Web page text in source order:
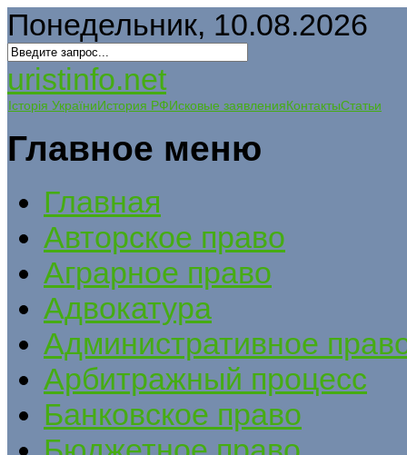
Понедельник, 10.08.2026
uristinfo.net
Історія УкраїниИстория РФИсковые заявленияКонтактыСтатьи
Главное меню
Главная
Авторское право
Аграрное право
Адвокатура
Административное
Арбитражный процесс
Банковское право